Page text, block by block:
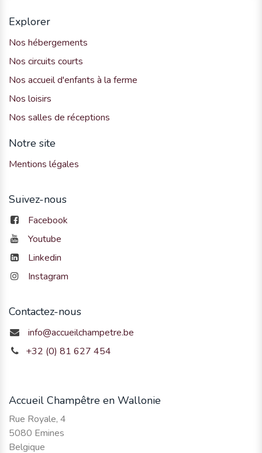
Explorer
Nos hébergements
Nos circuits courts
Nos accueil d'enfants à la ferme
Nos loisirs
Nos salles de réceptions
Notre site
Mentions légales
Suivez-nous
Facebook
Youtube
Linkedin
Instagram
Contactez-nous
info@accueilchampetre.be
+32 (0) 81 627 454
Accueil Champêtre en Wallonie
Rue Royale, 4
5080 Emines
Belgique